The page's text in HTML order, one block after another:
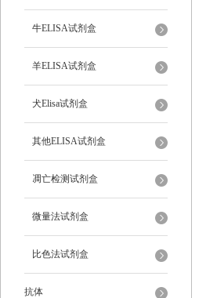
牛ELISA试剂盒
羊ELISA试剂盒
犬Elisa试剂盒
其他ELISA试剂盒
凋亡检测试剂盒
微量法试剂盒
比色法试剂盒
抗体